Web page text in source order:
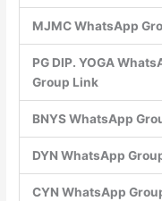
MJMC WhatsApp
PG DIP. YOGA
Group Link
BNYS WhatsApp
DYN WhatsApp
CYN WhatsApp